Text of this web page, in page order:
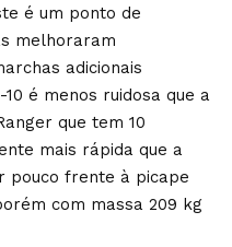
é um ponto de
melhoraram
adicionais
é menos ruidosa que a
que tem 10
mais rápida que a
pouco frente à picape
com massa 209 kg